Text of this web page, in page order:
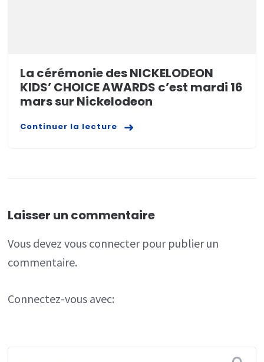
La cérémonie des NICKELODEON
KIDS’ CHOICE AWARDS c’est mardi 16
mars sur Nickelodeon
Continuer la lecture
Laisser un commentaire
Vous devezvous connecterpour publier un
commentaire.
Connectez-vous avec: